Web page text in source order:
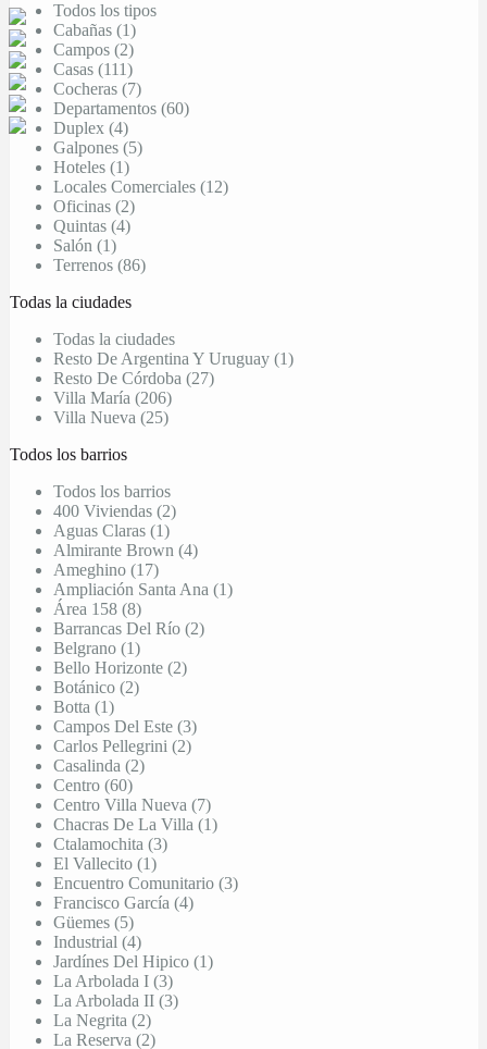
Todos los tipos
Cabañas (1)
Campos (2)
Casas (111)
Cocheras (7)
Departamentos (60)
Duplex (4)
Galpones (5)
Hoteles (1)
Locales Comerciales (12)
Oficinas (2)
Quintas (4)
Salón (1)
Terrenos (86)
Todas la ciudades
Todas la ciudades
Resto De Argentina Y Uruguay (1)
Resto De Córdoba (27)
Villa María (206)
Villa Nueva (25)
Todos los barrios
Todos los barrios
400 Viviendas (2)
Aguas Claras (1)
Almirante Brown (4)
Ameghino (17)
Ampliación Santa Ana (1)
Área 158 (8)
Barrancas Del Río (2)
Belgrano (1)
Bello Horizonte (2)
Botánico (2)
Botta (1)
Campos Del Este (3)
Carlos Pellegrini (2)
Casalinda (2)
Centro (60)
Centro Villa Nueva (7)
Chacras De La Villa (1)
Ctalamochita (3)
El Vallecito (1)
Encuentro Comunitario (3)
Francisco García (4)
Güemes (5)
Industrial (4)
Jardínes Del Hipico (1)
La Arbolada I (3)
La Arbolada II (3)
La Negrita (2)
La Reserva (2)